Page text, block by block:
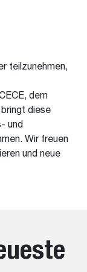
teilzunehmen,
dem
diese
und
Wir freuen
und neue